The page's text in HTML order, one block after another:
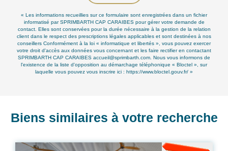
« Les informations recueillies sur ce formulaire sont enregistrées dans un fichier
informatisé par SPRIMBARTH CAP CARAIBES pour gérer votre demande de
contact. Elles sont conservées pour la durée nécessaire à la gestion de la relation
client dans le respect des prescriptions légales applicables et sont destinées à nos
conseillers Conformément à la loi « informatique et libertés », vous pouvez exercer
votre droit d'accès aux données vous concernant et les faire rectifier en contactant
SPRIMBARTH CAP CARAIBES accueil@sprimbarth.com. Nous vous informons de
l'existence de la liste d'opposition au démarchage téléphonique « Bloctel », sur
laquelle vous pouvez vous inscrire ici : https://www.bloctel.gouv.fr/ »
Biens similaires à votre recherche